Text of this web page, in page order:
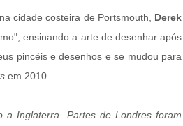
cidade costeira de Portsmouth, Derek
ensinando a arte de desenhar após
pincéis e desenhos e se mudou para
em 2010.
a Inglaterra. Partes de Londres foram